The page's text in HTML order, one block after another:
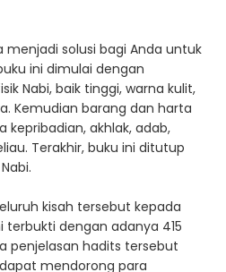
menjadi solusi bagi Anda untuk
ini dimulai dengan
Nabi, baik tinggi, warna kulit,
Kemudian barang dan harta
kepribadian, akhlak, adab,
Terakhir, buku ini ditutup
kisah tersebut kepada
terbukti dengan adanya 415
penjelasan hadits tersebut
mendorong para